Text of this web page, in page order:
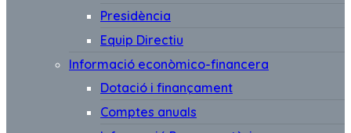
Presidència
Equip Directiu
Informació econòmico-financera
Dotació i finançament
Comptes anuals